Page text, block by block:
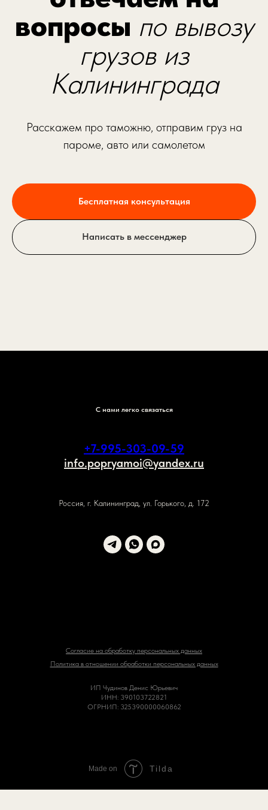
вопросы по вывозу
грузов из
Калининграда
Расскажем про таможню, отправим груз на
пароме, авто или самолетом
Бесплатная консультация
Написать в мессенджер
С нами легко связаться
+7-995-303-09-59
info.popryamoi@yandex.ru
Россия, г. Калининград, ул. Горького, д. 172
Согласие на обработку персональных данных
Политика в отношении обработки персональных данных
ИП Чудинов Денис Юрьевич
ИНН: 390103722821
ОГРНИП: 325390000060862
Made on Tilda